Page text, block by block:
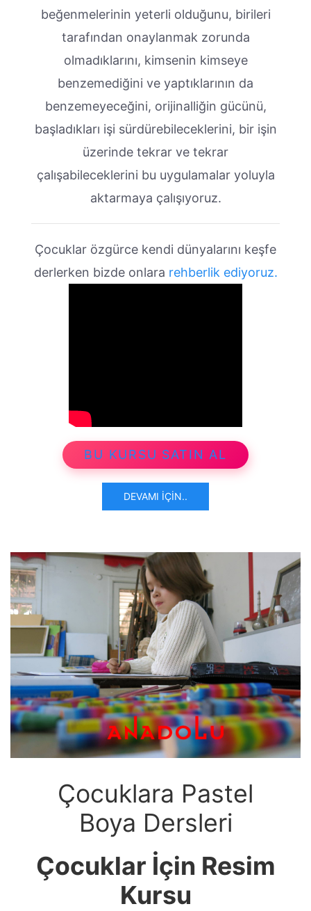
beğenmelerinin yeterli olduğunu, birileri
tarafından onaylanmak zorunda
olmadıklarını, kimsenin kimseye
benzemediğini ve yaptıklarının da
benzemeyeceğini, orijinalliğin gücünü,
başladıkları işi sürdürebileceklerini, bir işin
üzerinde tekrar ve tekrar
çalışabileceklerini bu uygulamalar yoluyla
aktarmaya çalışıyoruz.
Çocuklar özgürce kendi dünyalarını keşfe
derlerken bizde onlara rehberlik ediyoruz.
BU KURSU SATIN AL
DEVAMI İÇIN..
Çocuklara Pastel
Boya Dersleri
Çocuklar İçin Resim
Kursu